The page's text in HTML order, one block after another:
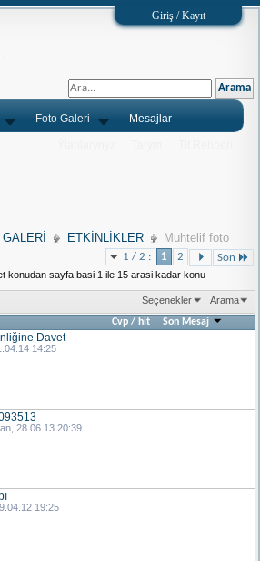
Giriş / Kayıt
Foto Galeri Mesajlar
ETKİNLİKLER Muhtelif foto
1 / 2 : 1 2 Son
konudan sayfa basi 1 ile 15 arasi kadar konu
Seçenekler Arama
Cvp /hit Son Mesaj
Davet
14:25
, 28.06.13 20:39
19:25